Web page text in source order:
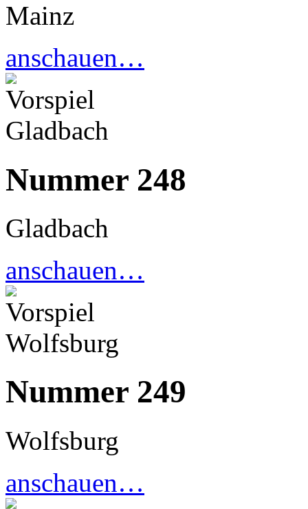
Mainz
anschauen…
Nummer 248
Gladbach
anschauen…
Nummer 249
Wolfsburg
anschauen…